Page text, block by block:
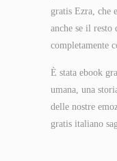
gratis Ezra, che
anche se il resto
completamente
È stata ebook
umana, una
delle nostre
gratis italiano